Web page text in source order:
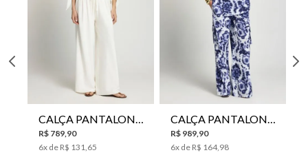
R$ 789 90
6x de R$ 131 65
R$ 989 90
6x de R$ 164, 98